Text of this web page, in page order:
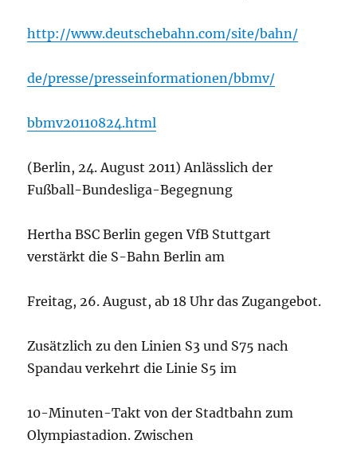
http://www.deutschebahn.com/site/bahn/
de/presse/presseinformationen/bbmv/
bbmv20110824.html
(Berlin, 24. August 2011) Anlässlich der
Fußball-Bundesliga-Begegnung
Hertha BSC Berlin gegen VfB Stuttgart
verstärkt die S-Bahn Berlin am
Freitag, 26. August, ab 18 Uhr das Zugangebot.
Zusätzlich zu den Linien S3 und S75 nach
Spandau verkehrt die Linie S5 im
10-Minuten-Takt von der Stadtbahn zum
Olympiastadion. Zwischen